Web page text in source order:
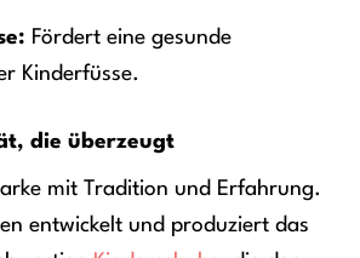
Fördert eine gesunde
Kinderfüsse.
die überzeugt
mit Tradition und Erfahrung.
entwickelt und produziert das